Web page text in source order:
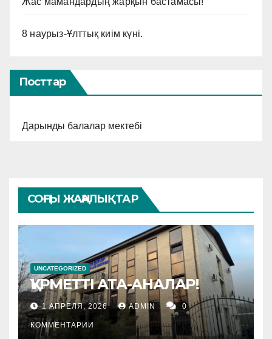
8 наурыз-Ұлттық киім күні.
Посттар
Дарынды балалар мектебі
СОҢҒЫ ЖАҢАЛЫҚТАР
UNCATEGORIZED
ҚҰРМЕТТІ АТА-АНАЛАР!
1 АПРЕЛЯ, 2026 ADMIN 0
КОММЕНТАРИИ